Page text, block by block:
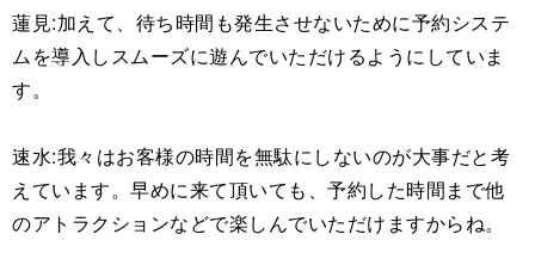
蓮見:加えて、待ち時間も発生させないために予約システ
ムを導入しスムーズに遊んでいただけるようにしていま
す。
速水:我々はお客様の時間を無駄にしないのが大事だと考
えています。早めに来て頂いても、予約した時間まで他
のアトラクションなどで楽しんでいただけますからね。